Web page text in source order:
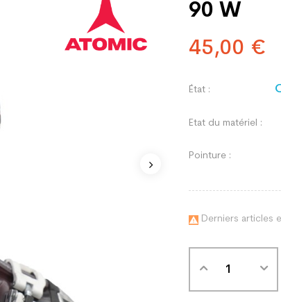
90 W
45,00 €
État :
Etat du matériel :
Pointure :
 Derniers articles